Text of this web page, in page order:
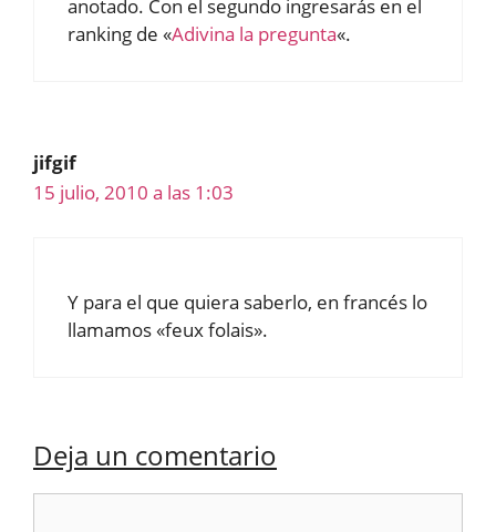
anotado. Con el segundo ingresarás en el
ranking de «Adivina la pregunta«.
jifgif
15 julio, 2010 a las 1:03
Y para el que quiera saberlo, en francés lo
llamamos «feux folais».
Deja un comentario